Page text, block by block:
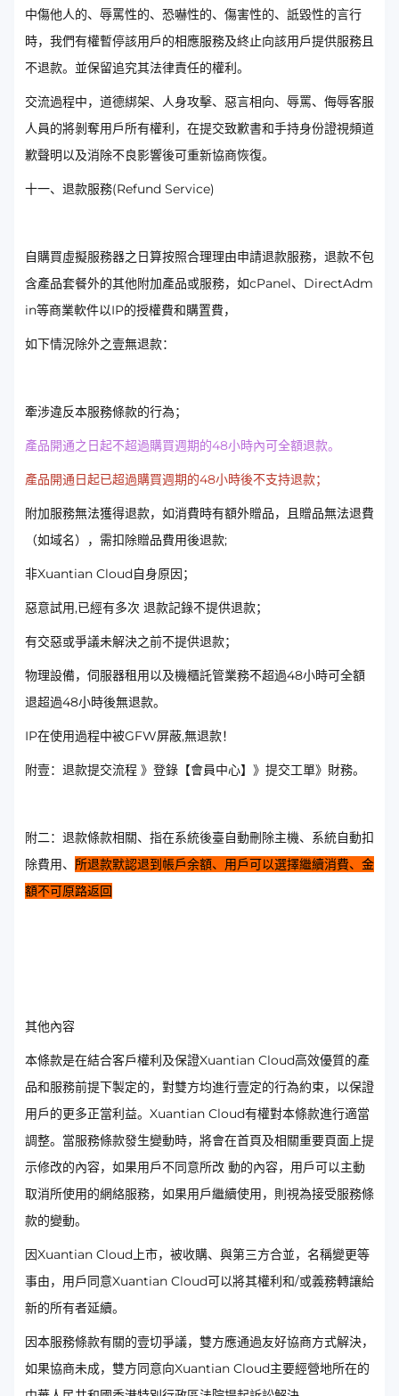
中傷他人的、辱罵性的、恐嚇性的、傷害性的、詆毀性的言行
時，我們有權暫停該用戶的相應服務及終止向該用戶提供服務且
不退款。並保留追究其法律責任的權利。
交流過程中，道德綁架、人身攻擊、惡言相向、辱罵、侮辱客服
人員的將剝奪用戶所有權利，在提交致歉書和手持身份證視頻道
歉聲明以及消除不良影響後可重新協商恢復。
十一、退款服務(Refund Service)
自購買虛擬服務器之日算按照合理理由申請退款服務，退款不包
含產品套餐外的其他附加產品或服務，如cPanel、DirectAdm
in等商業軟件以IP的授權費和購置費，
如下情況除外之壹無退款：
牽涉違反本服務條款的行為；
產品開通之日起不超過購買週期的48小時內可全額退款。
產品開通日起已超過購買週期的48小時後不支持退款；
附加服務無法獲得退款，如消費時有額外贈品，且贈品無法退費
（如域名），需扣除贈品費用後退款;
非Xuantian Cloud自身原因；
惡意試用,已經有多次 退款記錄不提供退款；
有交惡或爭議未解決之前不提供退款；
物理設備，伺服器租用以及機櫃託管業務不超過48小時可全額
退超過48小時後無退款。
IP在使用過程中被GFW屏蔽,無退款！
附壹：退款提交流程 》登錄【會員中心】》提交工單》財務。
附二：退款條款相關、指在系統後臺自動刪除主機、系統自動扣
除費用、 所退款默認退到帳戶余額、用戶可以選擇繼續消費、金
額不可原路返回
其他內容
本條款是在結合客戶權利及保證Xuantian Cloud高效優質的產
品和服務前提下製定的，對雙方均進行壹定的行為約束，以保證
用戶的更多正當利益。Xuantian Cloud有權對本條款進行適當
調整。當服務條款發生變動時，將會在首頁及相關重要頁面上提
示修改的內容，如果用戶不同意所改 動的內容，用戶可以主動
取消所使用的網絡服務，如果用戶繼續使用，則視為接受服務條
款的變動。
因Xuantian Cloud上市，被收購、與第三方合並，名稱變更等
事由，用戶同意Xuantian Cloud可以將其權利和/或義務轉讓給
新的所有者延續。
因本服務條款有關的壹切爭議，雙方應通過友好協商方式解決，
如果協商未成，雙方同意向Xuantian Cloud主要經營地所在的